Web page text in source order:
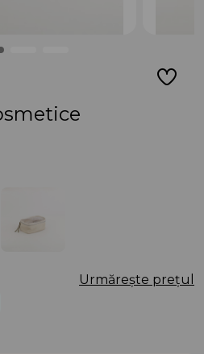
Urmărește prețul